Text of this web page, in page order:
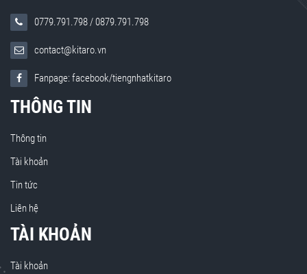
0779.791.798/0879.791.798
contact@kitaro.vn
Fanpage: facebook/tiengnhatkitaro
THÔNG TIN
Thông tin
Tài khoản
Tin tức
Liên hệ
TÀI KHOẢN
Tài khoản